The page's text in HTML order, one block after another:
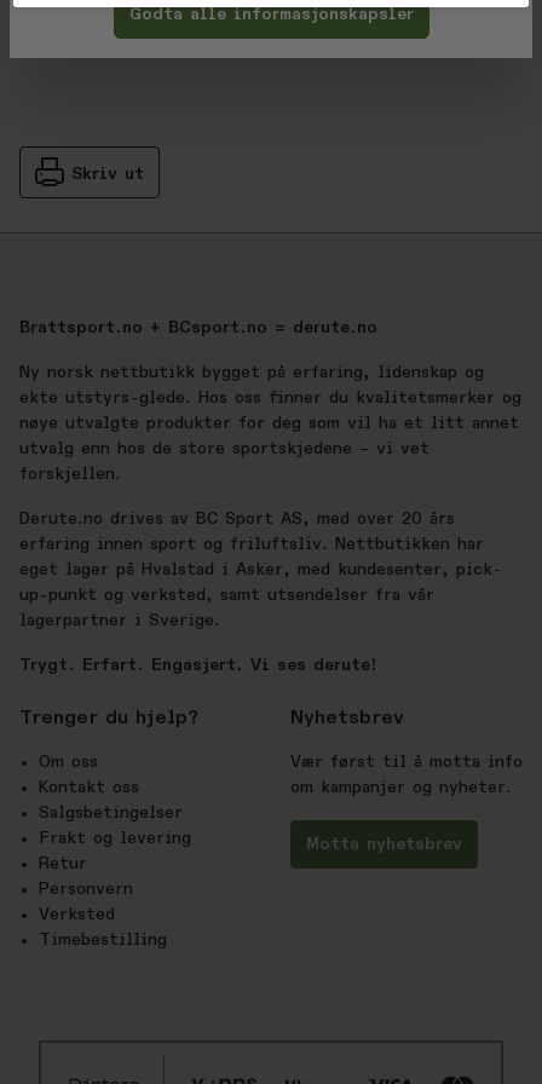
Skriv ut
Brattsport.no + BCsport.no = derute.no
Ny norsk nettbutikk bygget på erfaring, lidenskap og
ekte utstyrs-glede. Hos oss finner du kvalitetsmerker og
nøye utvalgte produkter for deg som vil ha et litt annet
utvalg enn hos de store sportskjedene – vi vet
forskjellen.
Derute.no drives av BC Sport AS, med over 20 års
erfaring innen sport og friluftsliv. Nettbutikken har
eget lager på Hvalstad i Asker, med kundesenter, pick-
up-punkt og verksted, samt utsendelser fra vår
lagerpartner i Sverige.
Trygt. Erfart. Engasjert. Vi ses derute!
Trenger du hjelp?
Om oss
Kontakt oss
Salgsbetingelser
Frakt og levering
Retur
Personvern
Verksted
Timebestilling
Nyhetsbrev
Vær først til å motta info
om kampanjer og nyheter.
Motta nyhetsbrev
Godta alle informasjonskapsler